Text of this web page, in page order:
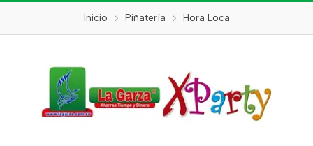
Inicio Piñatería Hora Loca